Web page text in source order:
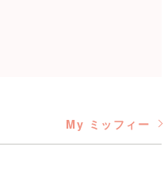
My ミッフィー